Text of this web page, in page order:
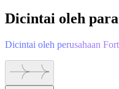
Dicintai oleh
Dicintai oleh perusahaan